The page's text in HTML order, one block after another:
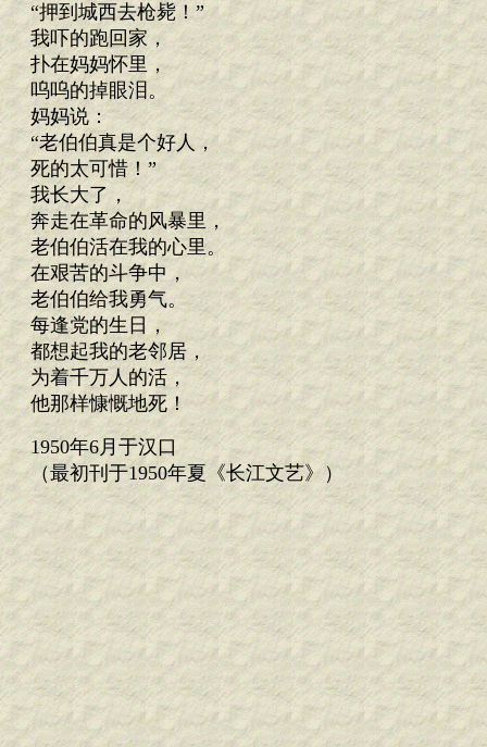
“押到城西去枪毙！”
我吓的跑回家，
扑在妈妈怀里，
呜呜的掉眼泪。
妈妈说：
“老伯伯真是个好人，
死的太可惜！”
我长大了，
奔走在革命的风暴里，
老伯伯活在我的心里。
在艰苦的斗争中，
老伯伯给我勇气。
每逢党的生日，
都想起我的老邻居，
为着千万人的活，
他那样慷慨地死！
1950年6月于汉口
（最初刊于1950年夏《长江文艺》）